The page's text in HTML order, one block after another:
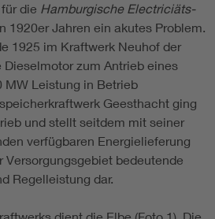
die Hamburgische Electriciäts-
1920er Jahren ein akutes Problem.
1925 im Kraftwerk Neuhof der
zum Antrieb eines
MW Leistung in Betrieb
Geesthacht ging
und stellt seitdem mit seiner
verfügbaren Energielieferung
Versorgungsgebiet bedeutende
Regelleistung dar.